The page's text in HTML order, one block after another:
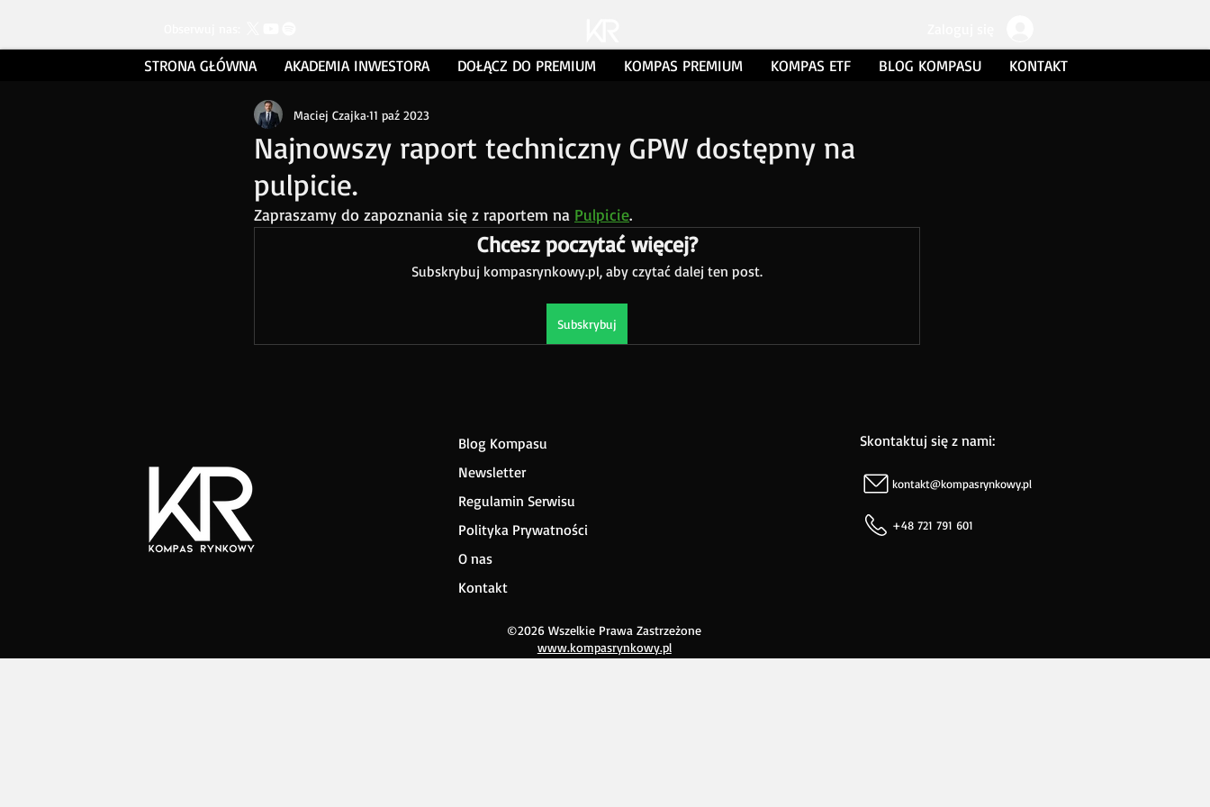
STRONA GŁÓWNA AKADEMIA INWESTORA DOŁĄCZ DO PREMIUM KOMPAS PREMIUM KOMPAS ETF BLOG KOMPASU KONTAKT
Najnowszy raport techniczny GPW dostępny na
pulpicie.
Maciej Czajka 11 paź 2023
Zapraszamy do zapoznania się z raportem na Pulpicie.
Chcesz poczytać więcej?
Subskrybuj kompasrynkowy.pl, aby czytać dalej ten post.
Subskrybuj
Blog Kompasu
Newsletter
Regulamin Serwisu
Polityka Prywatności
O nas
Kontakt
©2026 Wszelkie Prawa Zastrzeżone
www.kompasrynkowy.pl
Skontaktuj się z nami:
kontakt@kompasrynkowy.pl
+48 721 791 601